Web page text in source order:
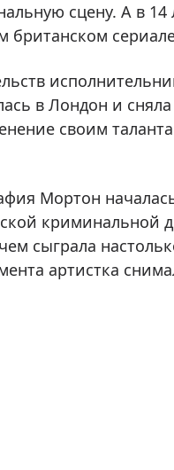
сцену. А в 14
сериале
в Лондон и сняла
своим
Мортон началась
криминальной
сыграла
артистка